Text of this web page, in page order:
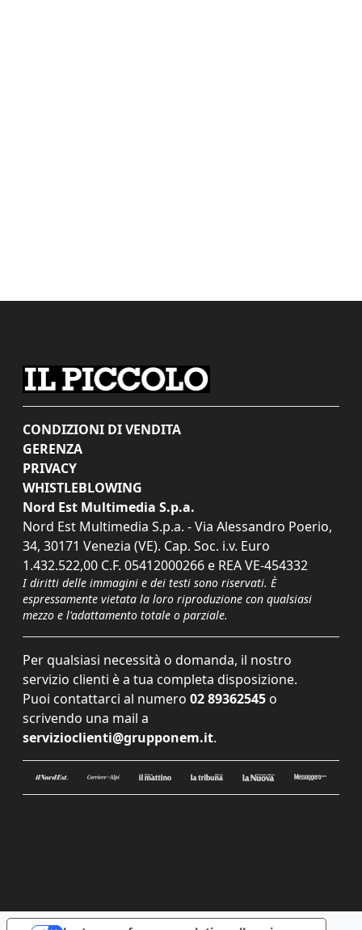
CONDIZIONI DI VENDITA
GERENZA
PRIVACY
WHISTLEBLOWING
Nord Est Multimedia S.p.a.
Nord Est Multimedia S.p.a. - Via Alessandro Poerio,
34, 30171 Venezia (VE). Cap. Soc. i.v. Euro
1.432.522,00 C.F. 05412000266 e REA VE-454332
I diritti delle immagini e dei testi sono riservati. È
espressamente vietata la loro riproduzione con qualsiasi
mezzo e l'adattamento totale o parziale.
Per qualsiasi necessità o domanda, il nostro
servizio clienti è a tua completa disposizione.
Puoi contattarci al numero 02 89362545 o
scrivendo una mail a
servizioclienti@grupponem.it.